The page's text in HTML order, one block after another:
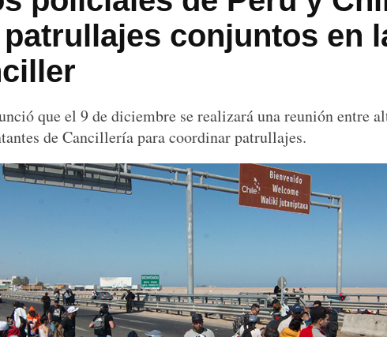
conjuntos en
que el 9 de diciembre se realizará una reunión entre
de Cancillería para coordinar patrullajes.